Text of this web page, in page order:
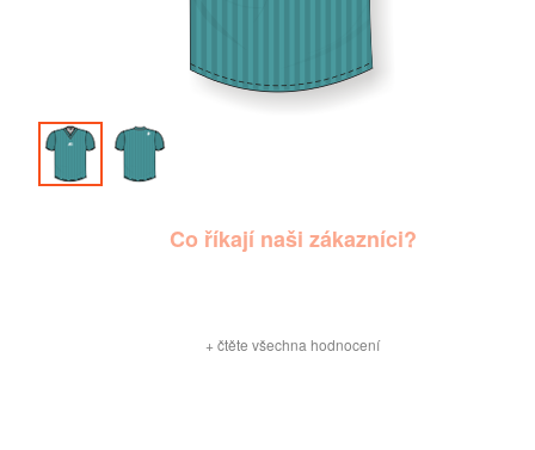
Co říkají naši zákazníci?
+ čtěte všechna hodnocení